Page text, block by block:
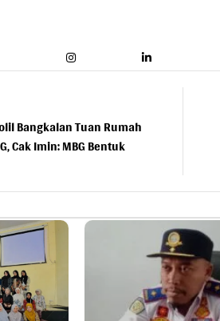
Bangkalan Tuan Rumah
Cak Imin: MBG Bentuk